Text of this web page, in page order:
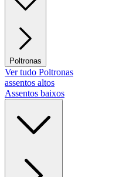
Poltronas
Ver tudo Poltronas
assentos altos
Assentos baixos